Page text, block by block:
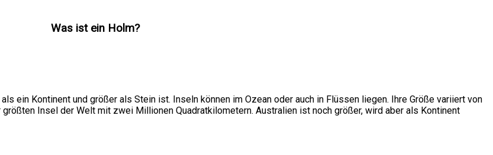
Was ist ein Holm?
ein Kontinent und größer als Stein ist. Inseln können im Ozean oder auch in Flüssen liegen. Ihre Größe variiert von
Insel der Welt mit zwei Millionen Quadratkilometern. Australien ist noch größer, wird aber als Kontinent